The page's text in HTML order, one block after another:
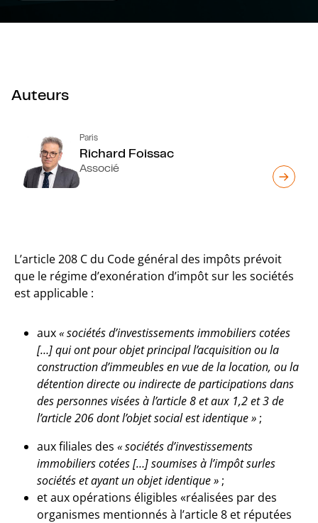
Auteurs
Paris
Richard Foissac
Associé
L’article 208 C du Code général des impôts prévoit
que le régime d’exonération d’impôt sur les sociétés
est applicable :
aux« sociétés d’investissements immobiliers cotées
[…] qui ont pour objet principal l’acquisition ou la
construction d’immeubles en vue de la location, ou la
détention directe ou indirecte de participations dans
des personnes visées à l’article 8 et aux 1,2 et 3 de
l’article 206 dont l’objet social est identique » ;
aux filiales des « sociétés d’investissements
immobiliers cotées […] soumises à l’impôt surles
sociétés et ayant un objet identique » ;
et aux opérations éligibles «réalisées par des
organismes mentionnés à l’article 8 et réputées